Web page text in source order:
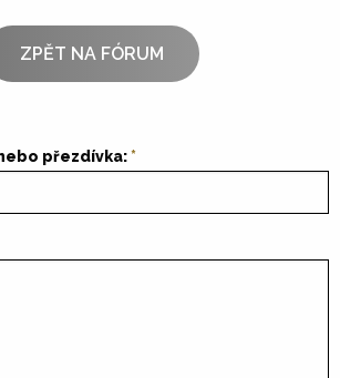
ZPĚT NA FÓRUM
přezdívka: